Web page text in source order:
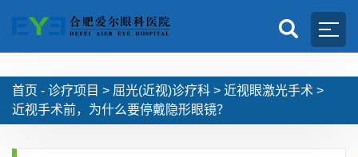
首页 - 诊疗项目 > 屈光(近视)诊疗科 > 近视眼激光手术 >
近视手术前，为什么要停戴隐形眼镜？